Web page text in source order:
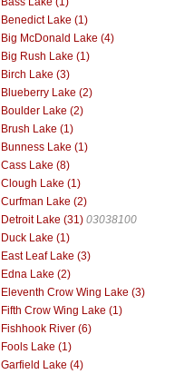
Benedict Lake (1)
Big McDonald Lake (4)
Big Rush Lake (1)
Birch Lake (3)
Blueberry Lake (2)
Boulder Lake (2)
Brush Lake (1)
Bunness Lake (1)
Cass Lake (8)
Clough Lake (1)
Curfman Lake (2)
Detroit Lake (31) 03038100
Duck Lake (1)
East Leaf Lake (3)
Edna Lake (2)
Eleventh Crow Wing Lake (3)
Fifth Crow Wing Lake (1)
Fishhook River (6)
Fools Lake (1)
Garfield Lake (4)